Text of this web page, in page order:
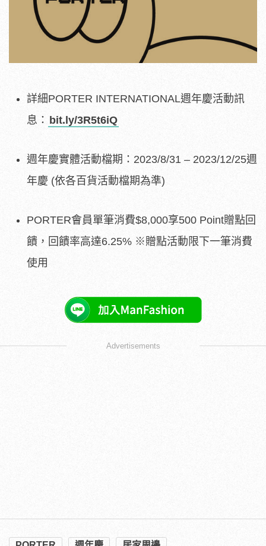
詳細PORTER INTERNATIONAL週年慶活動訊
息： bit.ly/3R5t6iQ
週年慶實體活動檔期：2023/8/31 – 2023/12/25週
年慶 (依各百貨活動檔期為準)
PORTER會員單筆消費$8,000享500 Point贈點回
饋，回饋率高達6.25% ※贈點活動限下一筆消費
使用
Advertisements